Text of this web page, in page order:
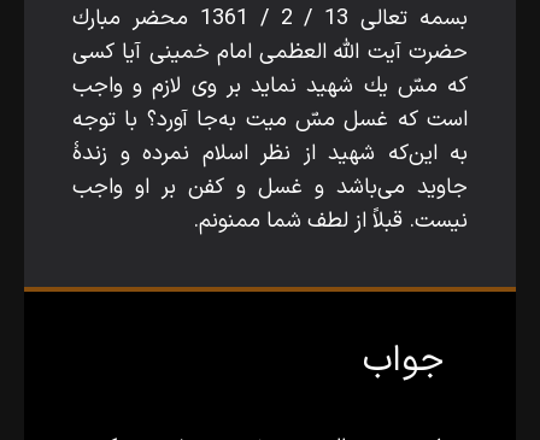
بسمه تعالى 13 / 2 / 1361 محضر مبارك
حضرت آيت الله‌ العظمى امام خمينى آيا كسى
كه مسّ يك شهيد نمايد بر وى لازم و واجب
است كه غسل مسّ ميت به‌جا آورد؟ با توجه
به اين‌كه شهيد از نظر اسلام نمرده و زندۀ
جاويد مى‌باشد و غسل و كفن بر او واجب
نيست. قبلاً از لطف شما ممنونم.
جواب